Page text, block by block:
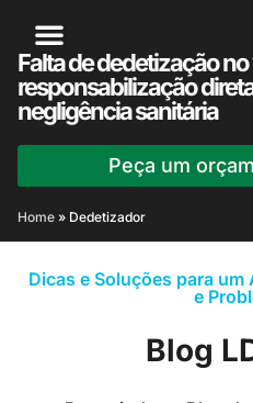
Falta de dedetização
responsabilização
negligência sanitária
Peça um
Home » Dedetizador
Dicas e Soluções para
e
Blog